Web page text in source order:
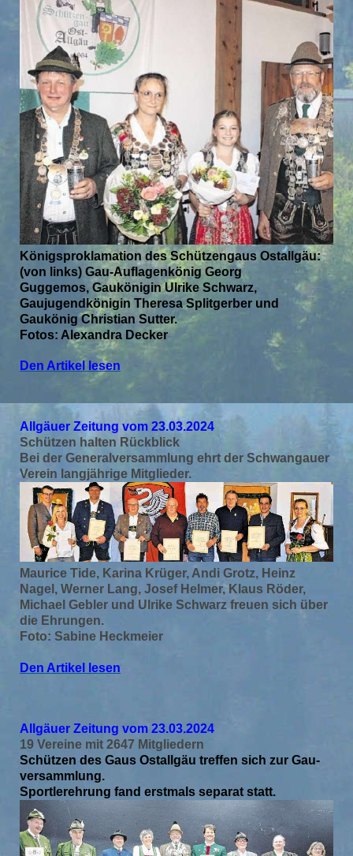
Königsproklamation des Schützengaus Ostallgäu:
(von links) Gau-Auflagenkönig Georg
Guggemos, Gaukönigin Ulrike Schwarz,
Gaujugendkönigin Theresa Splitgerber und
Gaukönig Christian Sutter.
Fotos: Alexandra Decker
Den Artikel lesen
Allgäuer Zeitung vom 23.03.2024
Schützen halten Rückblick
Bei der Generalversammlung ehrt der Schwangauer
Verein langjährige Mitglieder.
Maurice Tide, Karina Krüger, Andi Grotz, Heinz
Nagel, Werner Lang, Josef Helmer, Klaus Röder,
Michael Gebler und Ulrike Schwarz freuen sich über
die Ehrungen.
Foto: Sabine Heckmeier
Den Artikel lesen
Allgäuer Zeitung vom 23.03.2024
19 Vereine mit 2647 Mitgliedern
Schützen des Gaus Ostallgäu treffen sich zur Gau-
versammlung.
Sportlerehrung fand erstmals separat statt.